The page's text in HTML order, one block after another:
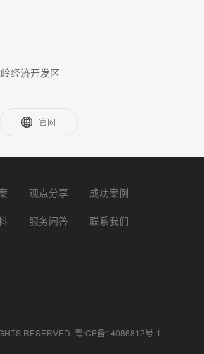
经济开发区
官网
观点分享
成功案例
服务问答 联系我们
RESERVED. 粤ICP备14086812号-1